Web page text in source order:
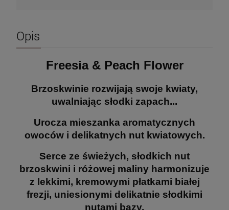
Opis
Freesia & Peach Flower
Brzoskwinie rozwijają swoje kwiaty,
uwalniając słodki zapach...
Urocza mieszanka aromatycznych
owoców i delikatnych nut kwiatowych.
Serce ze świeżych, słodkich nut
brzoskwini i różowej maliny harmonizuje
z lekkimi, kremowymi płatkami białej
frezji, uniesionymi delikatnie słodkimi
nutami bazy.